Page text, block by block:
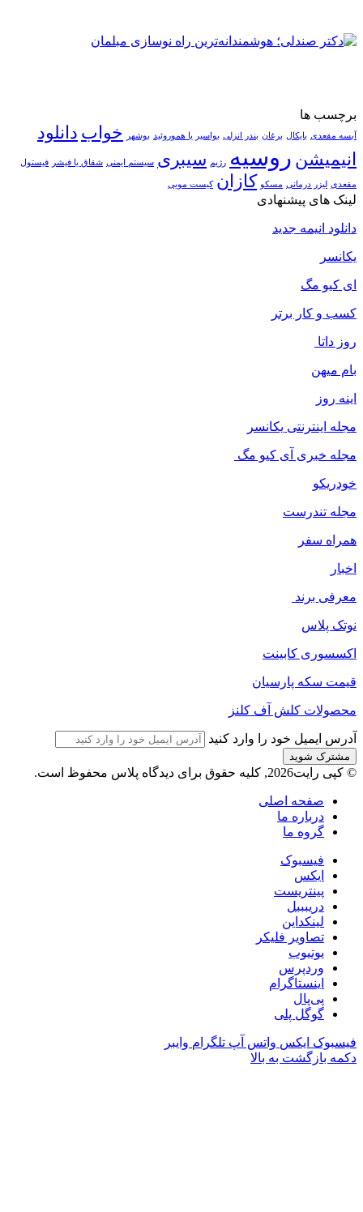
برچسب ها
آبسه مقعدی بایکال برغان بندر انزلی بواسیر یا هموروئید بوشهر خواب دانلود
انیمیشن روسیه رژیم سیبری سیستم ایمنی شقاق یا فیشر فیستول
مقعدی لیزر درمانی مسکو کازان کیست مویی
لینک های پیشنهادی
دانلود انیمه جدید
یکانسر
ای کیو مگ
کسب و کار برتر
روز داتا
بام میهن
اینه روز
مجله اینترنتی یکانسر
مجله خبری آی کیو مگ
خودریکو
مجله‌ تندرست
همراه سفر
اخبار
معرفی برند
نوتک پلاس
اکسسوری کابینت
قیمت سکه پارسیان
محصولات کلش آف کلنز
آدرس ایمیل خود را وارد کنید
© کپی رایت2026, کلیه حقوق برای دیدگاه پلاس محفوظ است.
صفحه اصلی
درباره ما
گروه ما
فیسبوک
ایکس
پینتریست
دریبببل
لینکداین
تصاویر فلیکر
یوتیوب
وردپرس
اینستاگرام
پی‌پال
گوگل پلی
فیسبوک ایکس واتس آپ تلگرام وایبر
دکمه بازگشت به بالا